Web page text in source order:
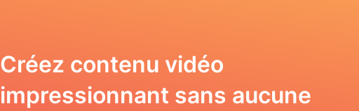
Créez contenu vidéo
impressionnant sans aucune